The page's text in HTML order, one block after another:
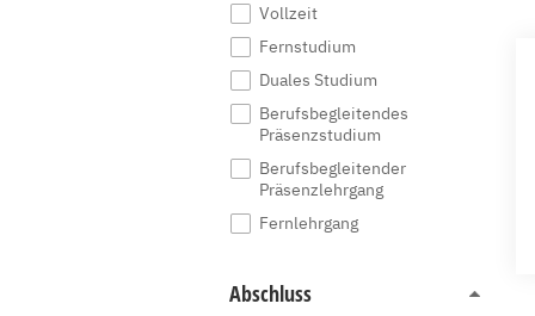
Vollzeit
Fernstudium
Duales Studium
Berufsbegleitendes
Präsenzstudium
Berufsbegleitender
Präsenzlehrgang
Fernlehrgang
Abschluss